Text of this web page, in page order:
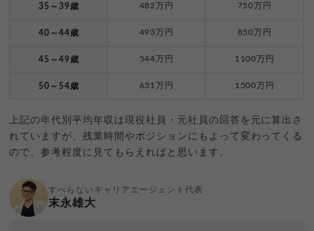
35～39歳 482万円 750万円
40～44歳 493万円 850万円
45～49歳 544万円 1100万円
50～54歳 631万円 1500万円
上記の年代別平均年収は現役社員・元社員の回答を元に算出さ
れていますが、残業時間やポジションにもよって変わってくる
ので、参考程度に見てもらえればと思います。
すべらないキャリアエージェント代表
末永雄大